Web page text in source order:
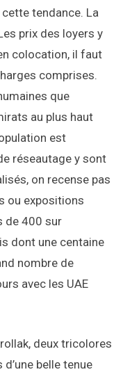
tendance. La
prix des loyers y
colocation, il faut
comprises.
que
au plus haut
est
réseautage y sont
on recense pas
ou expositions
de 400 sur
dont une centaine
nombre de
avec les UAE
deux tricolores
belle tenue